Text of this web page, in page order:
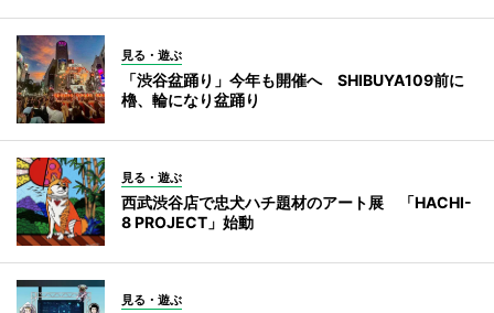
見る・遊ぶ
「渋谷盆踊り」今年も開催へ SHIBUYA109前に
櫓、輪になり盆踊り
見る・遊ぶ
西武渋谷店で忠犬ハチ題材のアート展 「HACHI-
8 PROJECT」始動
見る・遊ぶ